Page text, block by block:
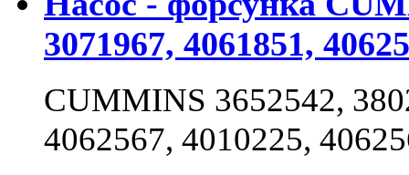
3071967, 4061851,
CUMMINS 3652542,
4062567, 4010225,